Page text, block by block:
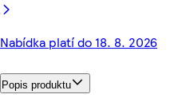
Nabídka platí do 18. 8. 2026
Popis produktu